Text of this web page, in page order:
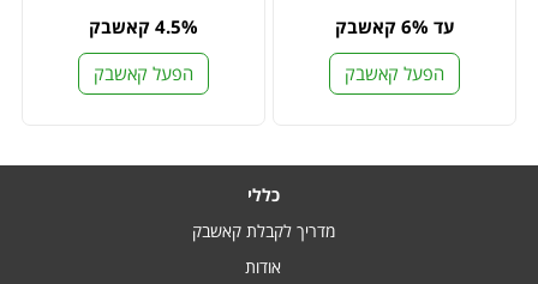
עד 6% קאשבק
הפעל קאשבק
4.5% קאשבק
הפעל קאשבק
כללי
מדריך לקבלת קאשבק
אודות